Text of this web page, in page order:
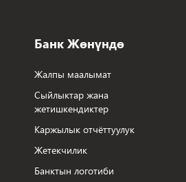
Банк Жөнүндө
Жалпы маалымат
Сыйлыктар жана
жетишкендиктер
Каржылык отчёттуулук
Жетекчилик
Банктын логотиби